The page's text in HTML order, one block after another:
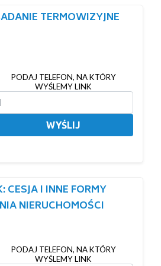
TERMOWIZYJNE
PODAJ TELEFON, NA KTÓRY
WYŚLEMY LINK
WYŚLIJ
CESJA I INNE FORMY
NIERUCHOMOŚCI
PODAJ TELEFON, NA KTÓRY
WYŚLEMY LINK